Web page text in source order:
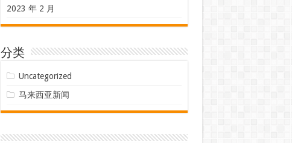
2023 年 2 月
分类
Uncategorized
马来西亚新闻